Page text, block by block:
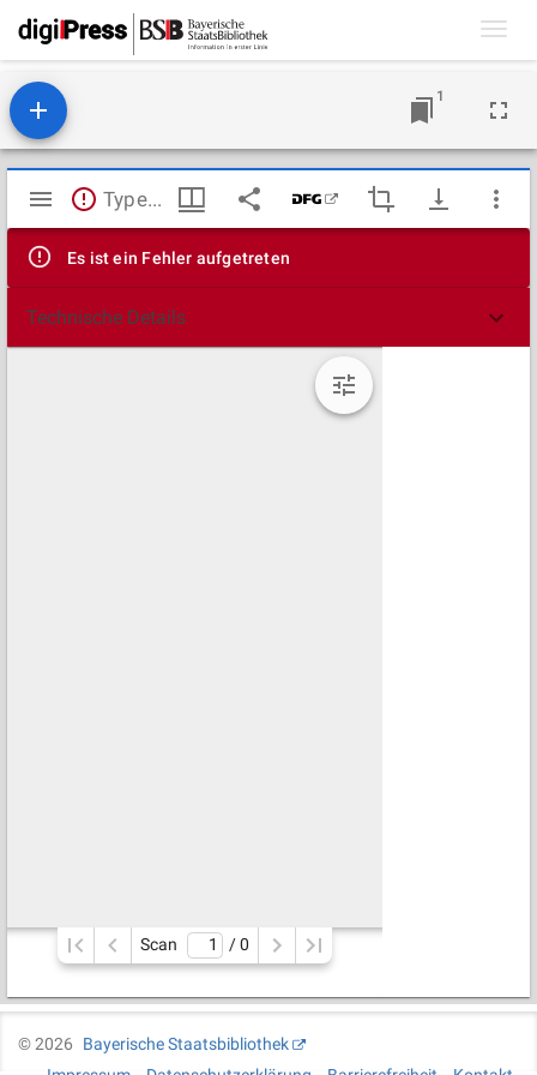
1
Mirador
Viewer
TypeError: Failed to fetch
Es ist ein Fehler aufgetreten
Technische Details
Scan / 0
©2026
Bayerische Staatsbibliothek